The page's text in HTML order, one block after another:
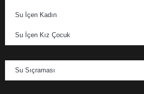
Su İçen Kadın
Su İçen Kız Çocuk
Su Sıçraması